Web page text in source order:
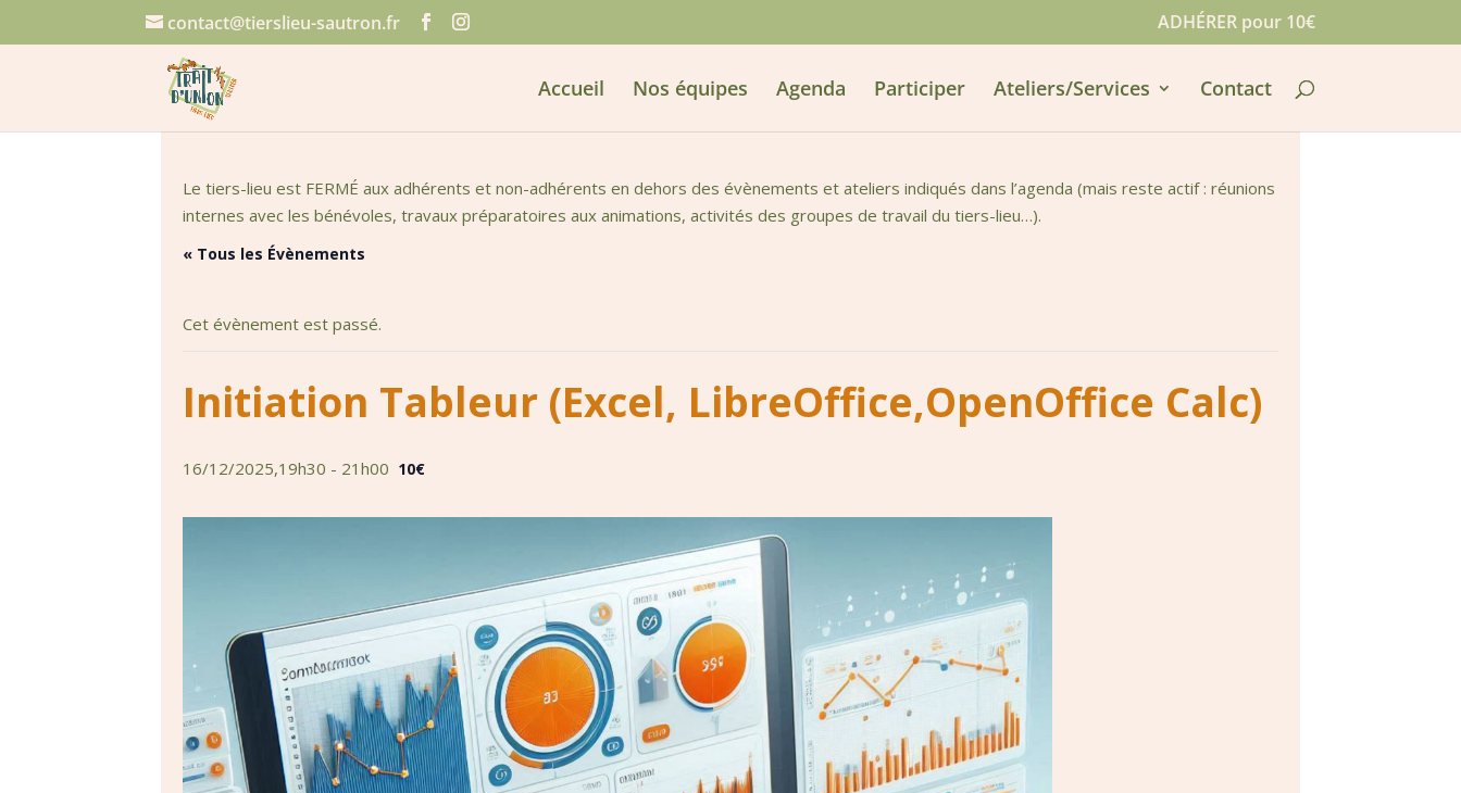
contact@tierslieu-sautron.fr ADHÉRER pour 10€
Accueil Nos équipes Agenda Participer Ateliers/Services Contact
Le tiers-lieu est FERMÉ aux adhérents et non-adhérents en dehors des évènements et ateliers indiqués dans l’agenda (mais reste actif : réunions
internes avec les bénévoles, travaux préparatoires aux animations, activités des groupes de travail du tiers-lieu…).
« Tous les Évènements
Cet évènement est passé.
Initiation Tableur (Excel, LibreOffice,OpenOffice Calc)
16/12/2025,19h30 - 21h00 10€